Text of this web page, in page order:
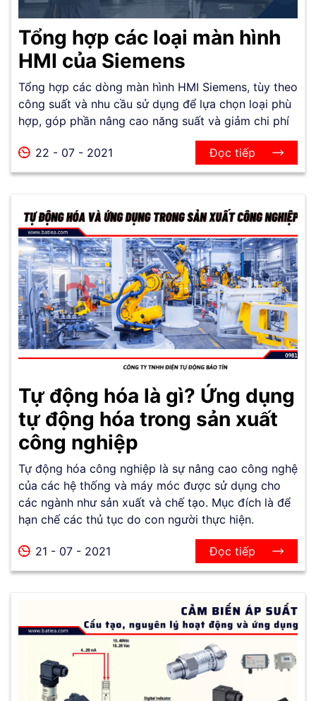
Tổng hợp các loại màn hình
HMI của Siemens
Tổng hợp các dòng màn hình HMI Siemens, tùy theo
công suất và nhu cầu sử dụng để lựa chọn loại phù
hợp, góp phần nâng cao năng suất và giảm chi phí
22 - 07 - 2021 Đọc tiếp
Tự động hóa là gì? Ứng dụng
tự động hóa trong sản xuất
công nghiệp
Tự động hóa công nghiệp là sự nâng cao công nghệ
của các hệ thống và máy móc được sử dụng cho
các ngành như sản xuất và chế tạo. Mục đích là để
hạn chế các thủ tục do con người thực hiện.
21 - 07 - 2021 Đọc tiếp